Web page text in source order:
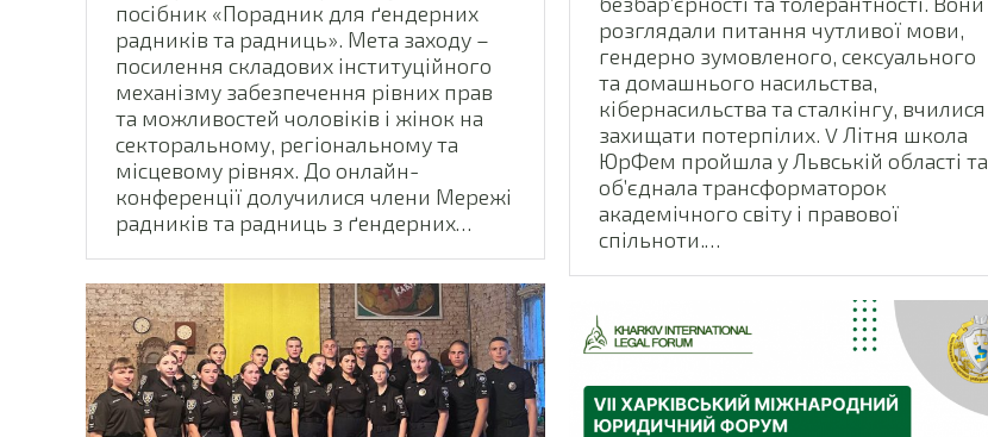
посібник «Порадник для ґендерних
радників та радниць». Мета заходу –
посилення складових інституційного
механізму забезпечення рівних прав
та можливостей чоловіків і жінок на
секторальному, регіональному та
місцевому рівнях. До онлайн-
конференції долучилися члени Мережі
радників та радниць з ґендерних…
розглядали питання чутливої мови,
гендерно зумовленого, сексуального
та домашнього насильства,
кібернасильства та сталкінгу, вчилися
захищати потерпілих. V Літня школа
ЮрФем пройшла у Львській області та
обʼєднала трансформаторок
академічного світу і правової
спільноти.…